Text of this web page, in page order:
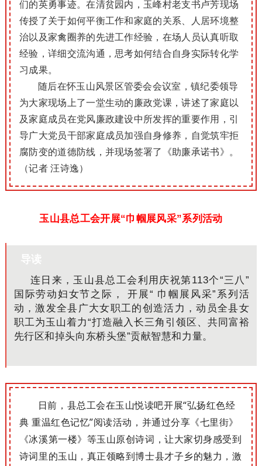
们的英勇事迹。在清贫园内，玉峰村老支书卢芳现场
传授了关于如何平衡工作和家庭的关系、人居环境整
治以及家禽圈养的先进工作经验，在场人员认真听取
经验，详细交流沟通，思考如何结合自身实际转化学
习成果。
随后在怀玉山风景区管委会会议室，镇纪委领导
为大家现场上了一堂生动的廉政党课，讲述了家庭以
及家庭成员在党风廉政建设中所发挥的重要作用，引
导广大党员干部家庭成员加强自身修养，自觉筑牢拒
腐防变的道德防线，并现场签署了《助廉承诺书》。
（记者 汪诗逸）
玉山县总工会开展“巾帼展风采”系列活动
导读
连日来，玉山县总工会利用庆祝第113个“三八”
国际劳动妇女节之际， 开展“ 巾帼展风采”系列活
动，激发全县广大女职工的创造活力，动员全县女
职工为玉山着力“打造融入长三角引领区、共同富裕
先行区和掉头向东桥头堡”贡献智慧和力量。
日前，县总工会在玉山悦读吧开展“弘扬红色经
典 重温红色记忆”阅读活动，并通过分享《七里街》
《冰溪第一楼》等玉山原创诗词，让大家切身感受到
诗词里的玉山，真正领略到博士县才子乡的魅力，激